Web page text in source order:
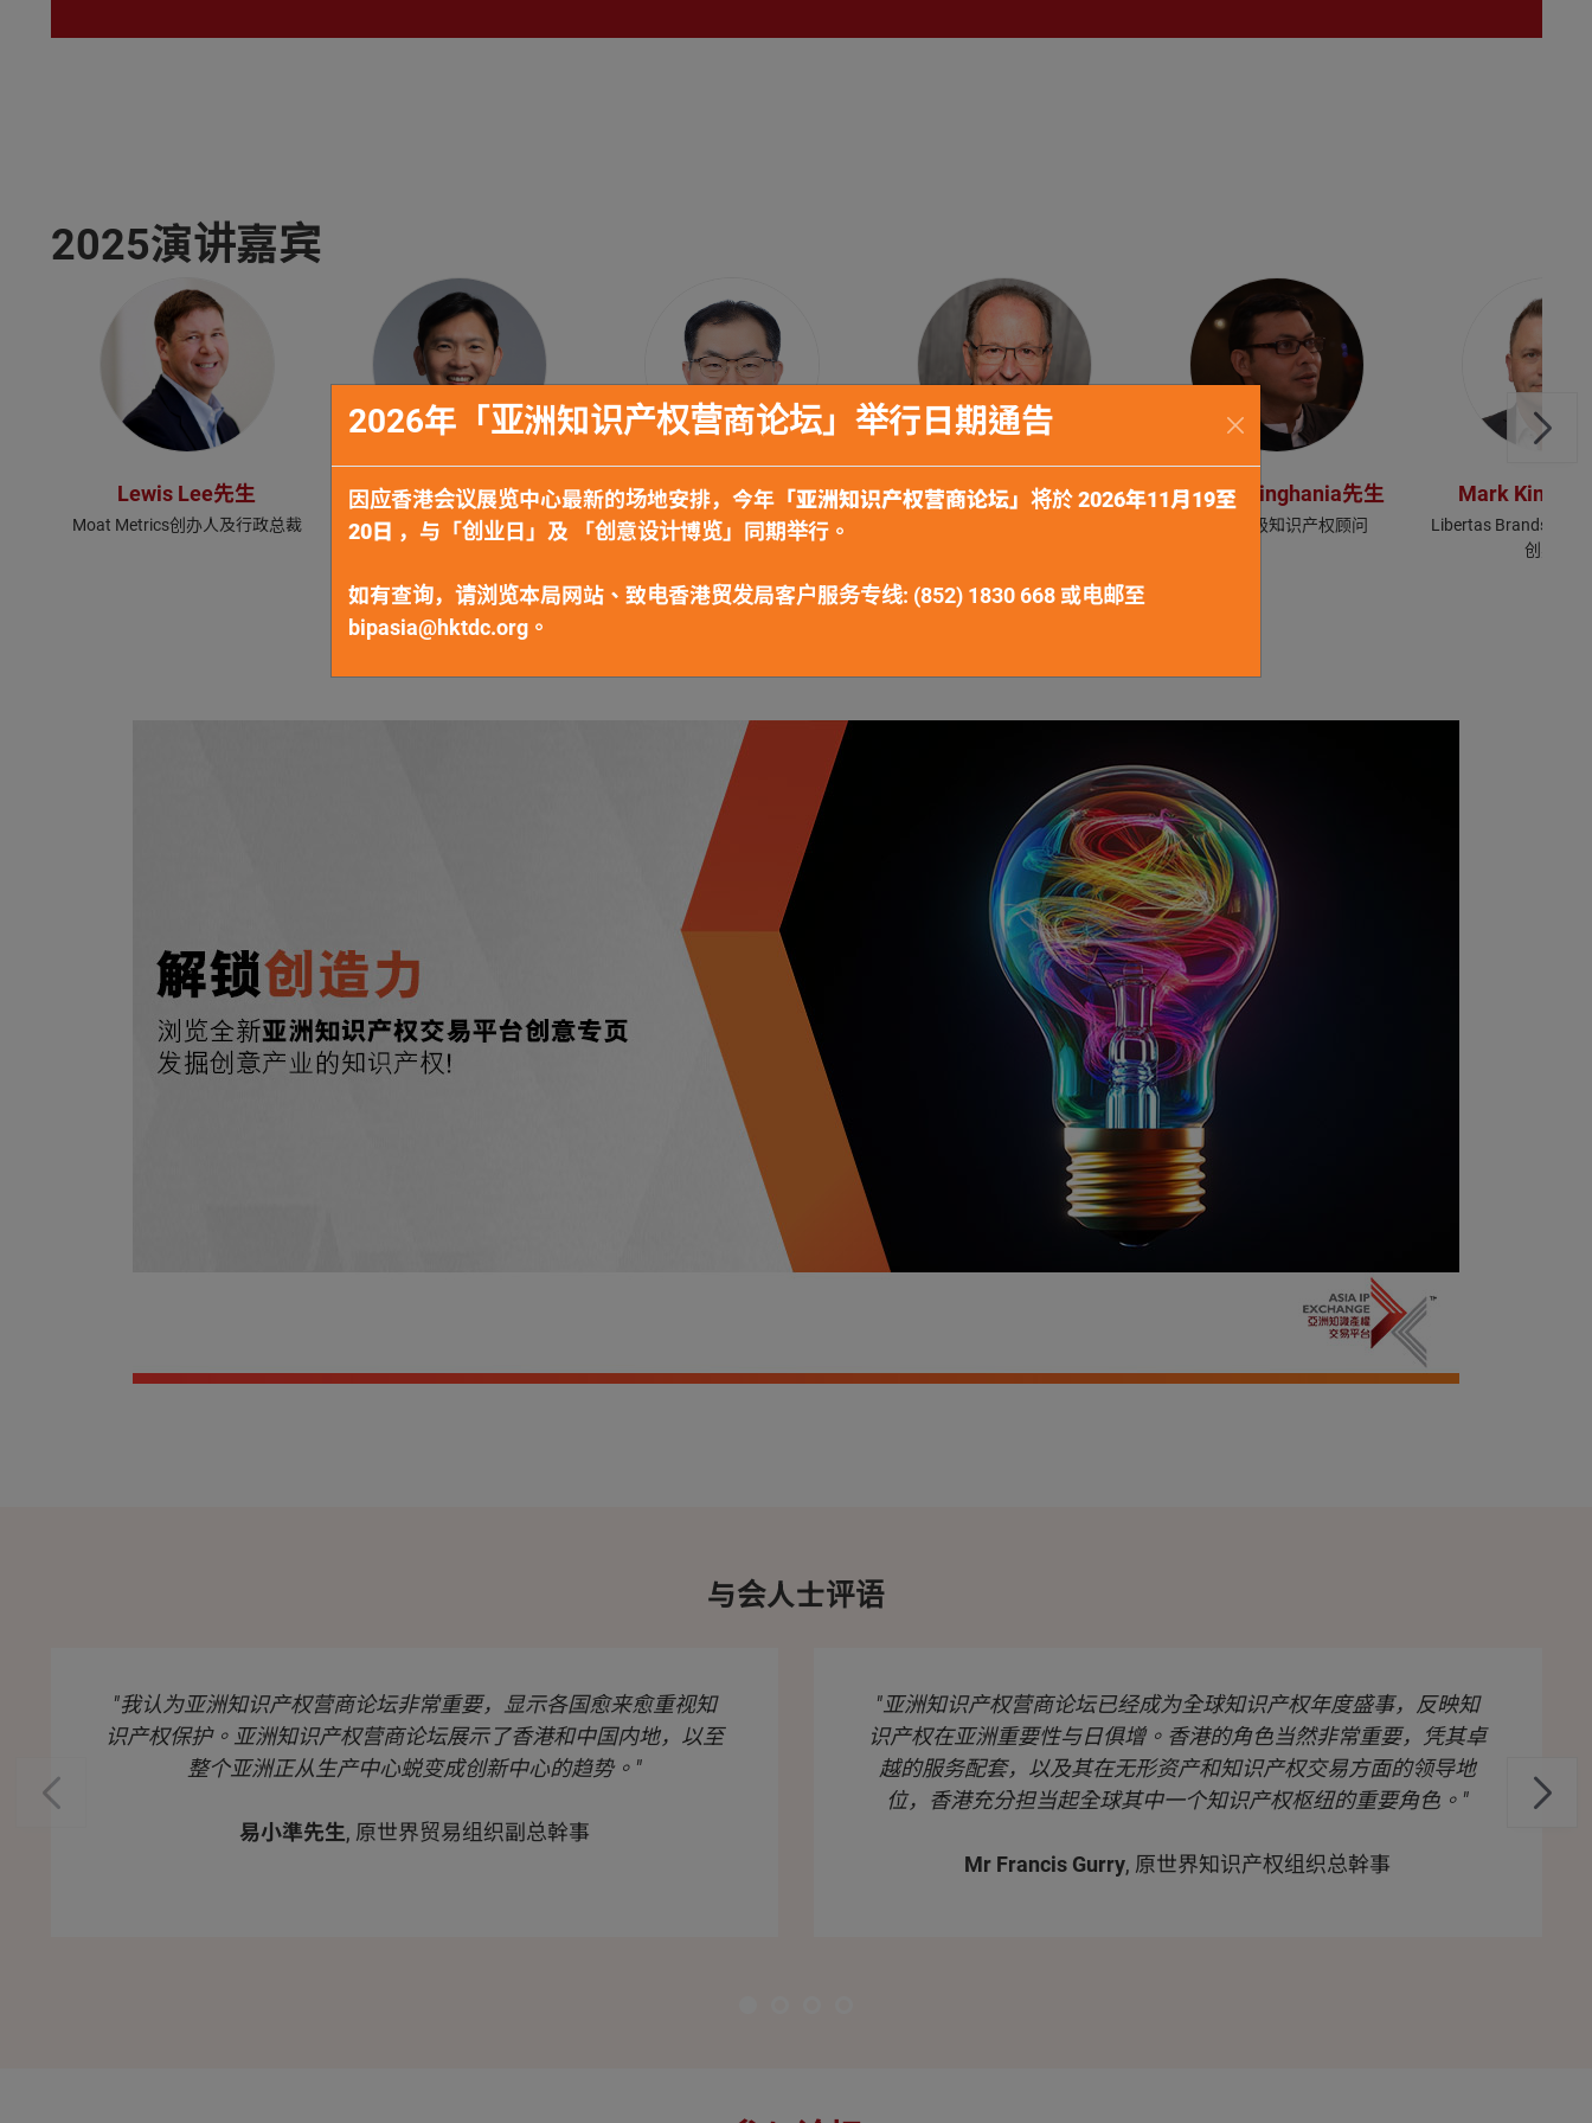
2025演讲嘉宾
Lewis Lee先生
Moat Metrics创办人及行政总裁
许德山先生
大华银行董事总经理兼主管—电
Sungtae Ha先生
韩国发明振兴会副会长及知识产
Lorenz Kaiser博士 Krishna Singhania先生
马士基高级知识产权顾问
Mark
Libertas Brands 行政
创办人
与会人士评语
"我认为亚洲知识产权营商论坛非常重要，显示各国愈来愈重视知
识产权保护。亚洲知识产权营商论坛展示了香港和中国内地，以至
整个亚洲正从生产中心蜕变成创新中心的趋势。"
易小準先生, 原世界贸易组织副总幹事
"亚洲知识产权营商论坛已经成为全球知识产权年度盛事，反映知
识产权在亚洲重要性与日俱增。香港的角色当然非常重要，凭其卓
越的服务配套，以及其在无形资产和知识产权交易方面的领导地
位，香港充分担当起全球其中一个知识产权枢纽的重要角色。"
Mr Francis Gurry, 原世界知识产权组织总幹事
2026年「亚洲知识产权营商论坛」举行日期通告
因应香港会议展览中心最新的场地安排，今年「亚洲知识产权营商论坛」 将於2026年11月19至
20日 ，与「创业日」及 「创意设计博览」同期举行。
如有查询，请浏览本局网站、致电香港贸发局客户服务专线: (852) 1830 668 或电邮至
bipasia@hktdc.org。